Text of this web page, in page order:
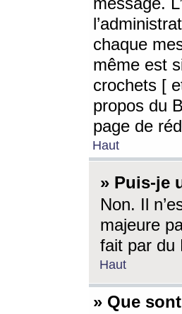
chaque
même est
crochets [
propos du
page de
Haut
» Puis-je
Non. Il
majeure
fait par du
Haut
» Que